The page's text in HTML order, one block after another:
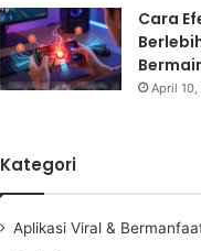
Cara
April
Kategori
Aplikasi Viral &